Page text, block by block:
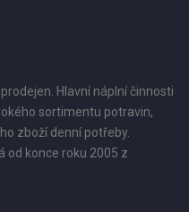
Hlavní náplní činnosti
sortimentu potravin,
zboží denní potřeby.
od konce roku 2005 z